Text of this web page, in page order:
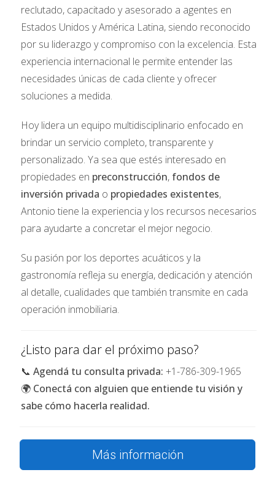
Argentina: 4.5%
México: 4.3%
COMPRADORES GLOBALES
ADQUIEREN LA MITAD DE LAS
VENTAS DE NUEVAS
CONSTRUCCIONES EN EL
SUR DE FLORIDA
Los compradores internacionales adquirieron el49%
de las ventas de nuevas construcciones,
en el sur de Florida durante un período de 18 meses
que terminó en junio de 2025, según el primer
Informe Global de Ventas de Nuevas
Construcciones de MIAMI REALTORS®.
Los datos se recopilaron de 9,115 unidades en 37
proyectos de condominios nuevos en el área de
Miami.Para el informe, MIAMI colaboró con Cervera
Real Estate, ISG World, PMG, SERHANT. New
Development y ONE Sotheby’s International
Argentinafue el país extranjero que más
reclutado, capacitado y asesorado a agentes en
Estados Unidos y América Latina, siendo reconocido
por su liderazgo y compromiso con la excelencia. Esta
experiencia internacional le permite entender las
necesidades únicas de cada cliente y ofrecer
soluciones a medida.
Hoy lidera un equipo multidisciplinario enfocado en
brindar un servicio completo, transparente y
personalizado. Ya sea que estés interesado en
propiedades en preconstrucción, fondos de
inversión privada o propiedades existentes,
Antonio tiene la experiencia y los recursos necesarios
para ayudarte a concretar el mejor negocio.
Su pasión por los deportes acuáticos y la
gastronomía refleja su energía, dedicación y atención
al detalle, cualidades que también transmite en cada
operación inmobiliaria.
¿Listo para dar el próximo paso?
📞 Agendá tu consulta privada: +1-786-309-1965
🌍 Conectá con alguien que entiende tu visión y
sabe cómo hacerla realidad.
Más información